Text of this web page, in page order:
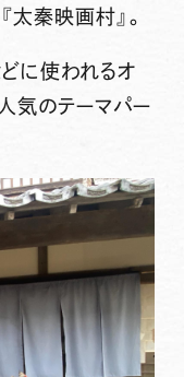
太秦映画村 』。
に使われるオ
気のテーマパー